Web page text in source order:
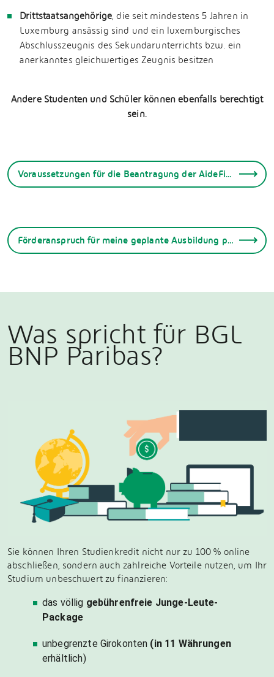
Drittstaatsangehörige, die seit mindestens 5 Jahren in
Luxemburg ansässig sind und ein luxemburgisches
Abschlusszeugnis des Sekundarunterrichts bzw. ein
anerkanntes gleichwertiges Zeugnis besitzen
Andere Studenten und Schüler können ebenfalls berechtigt
sein.
Voraussetzungen für die Beantragung der AideFi-Beihilfe
Förderanspruch für meine geplante Ausbildung prüfen
Was spricht für BGL
BNP Paribas?
Sie können Ihren Studienkredit nicht nur zu 100 % online
abschließen, sondern auch zahlreiche Vorteile nutzen, um Ihr
Studium unbeschwert zu finanzieren:
das völlig gebührenfreie Junge-Leute-
Package
unbegrenzte Girokonten (in 11 Währungen
erhältlich)